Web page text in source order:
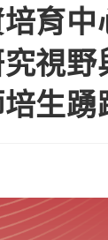
育
視
生踴